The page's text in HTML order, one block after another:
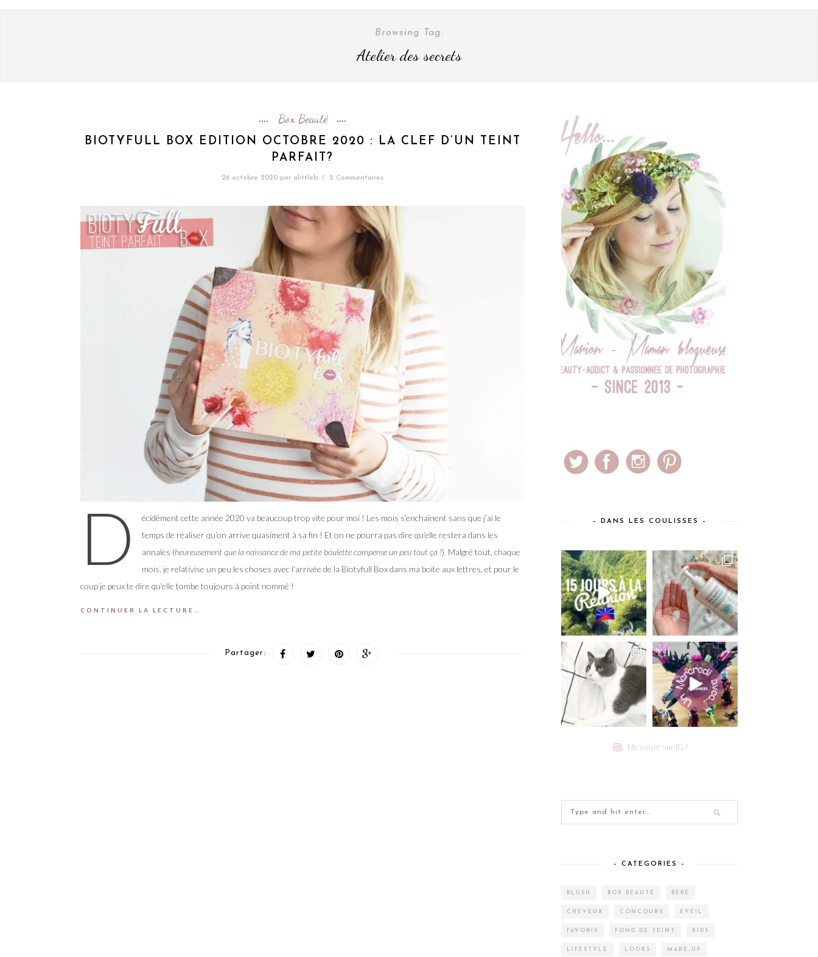
Browsing Tag:
Atelier des secrets
Box Beauté
BIOTYFULL BOX EDITION OCTOBRE 2020 : LA CLEF D’UN TEINT
PARFAIT?
26 octobre 2020 par alittleb / 2 Commentaires
D
écidément cette année 2020 va beaucoup trop vite pour moi ! Les mois s’enchainent sans que j’ai le
temps de réaliser qu’on arrive quasiment à sa fin ! Et on ne pourra pas dire qu’elle restera dans les
annales (heureusement que la naissance de ma petite boulette compense un peu tout ça !). Malgré tout, chaque
mois, je relativise un peu les choses avec l’arrivée de la Biotyfull Box dans ma boite aux lettres, et pour le
coup je peux te dire qu’elle tombe toujours à point nommé !
CONTINUER LA LECTURE…
Partager:
– DANS LES COULISSES –
Me suivre sur IG !
– CATEGORIES –
BLUSH BOX BEAUTÉ BÉBÉ
CHEVEUX CONCOURS EVEIL
FAVORIS FOND DE TEINT KIDS
LIFESTYLE LOOKS MAKE-UP